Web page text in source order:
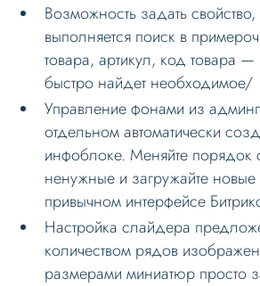
Возможность задать
выполняется поиск в
товара, артикул, код товара —
быстро найдет необходимое/
Управление фонами из
отдельном автоматически
инфоблоке. Меняйте порядок
ненужные и загружайте
привычном интерфейсе
Настройка слайдера
количеством рядов
размерами миниатюр просто